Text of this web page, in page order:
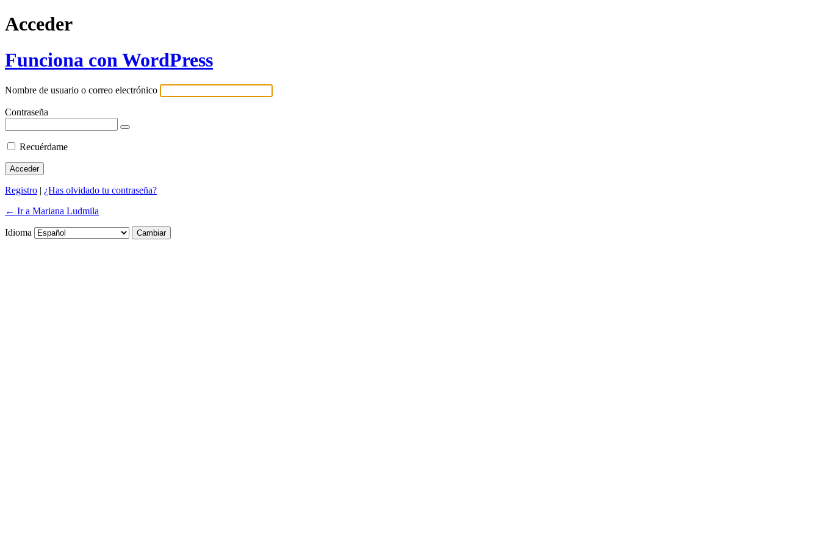
Acceder
Funciona con WordPress
Nombre de usuario o correo electrónico
Contraseña
Recuérdame
Registro | ¿Has olvidado tu contraseña?
← Ir a Mariana Ludmila
Idioma